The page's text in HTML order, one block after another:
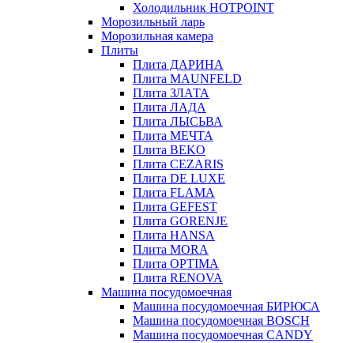
Холодильник HOTPOINT
Морозильный ларь
Морозильная камера
Плиты
Плита ДАРИНА
Плита MAUNFELD
Плита ЗЛАТА
Плита ЛАДА
Плита ЛЫСЬВА
Плита МЕЧТА
Плита BEKO
Плита CEZARIS
Плита DE LUXE
Плита FLAMA
Плита GEFEST
Плита GORENJE
Плита HANSA
Плита MORA
Плита OPTIMA
Плита RENOVA
Машина посудомоечная
Машина посудомоечная БИРЮСА
Машина посудомоечная BOSCH
Машина посудомоечная CANDY